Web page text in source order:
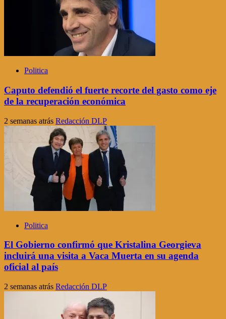
Politica
Caputo defendió el fuerte recorte del gasto como eje
de la recuperación económica
2 semanas atrás Redacción DLP
Politica
El Gobierno confirmó que Kristalina Georgieva
incluirá una visita a Vaca Muerta en su agenda
oficial al país
2 semanas atrás Redacción DLP